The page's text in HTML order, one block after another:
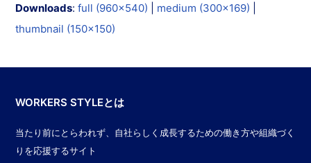
Downloads:full (960x540) medium (300x169)
thumbnail (150x150)
WORKERS STYLEとは
当たり前にとらわれず、自社らしく成長するための働き方や組織づく
りを応援するサイト